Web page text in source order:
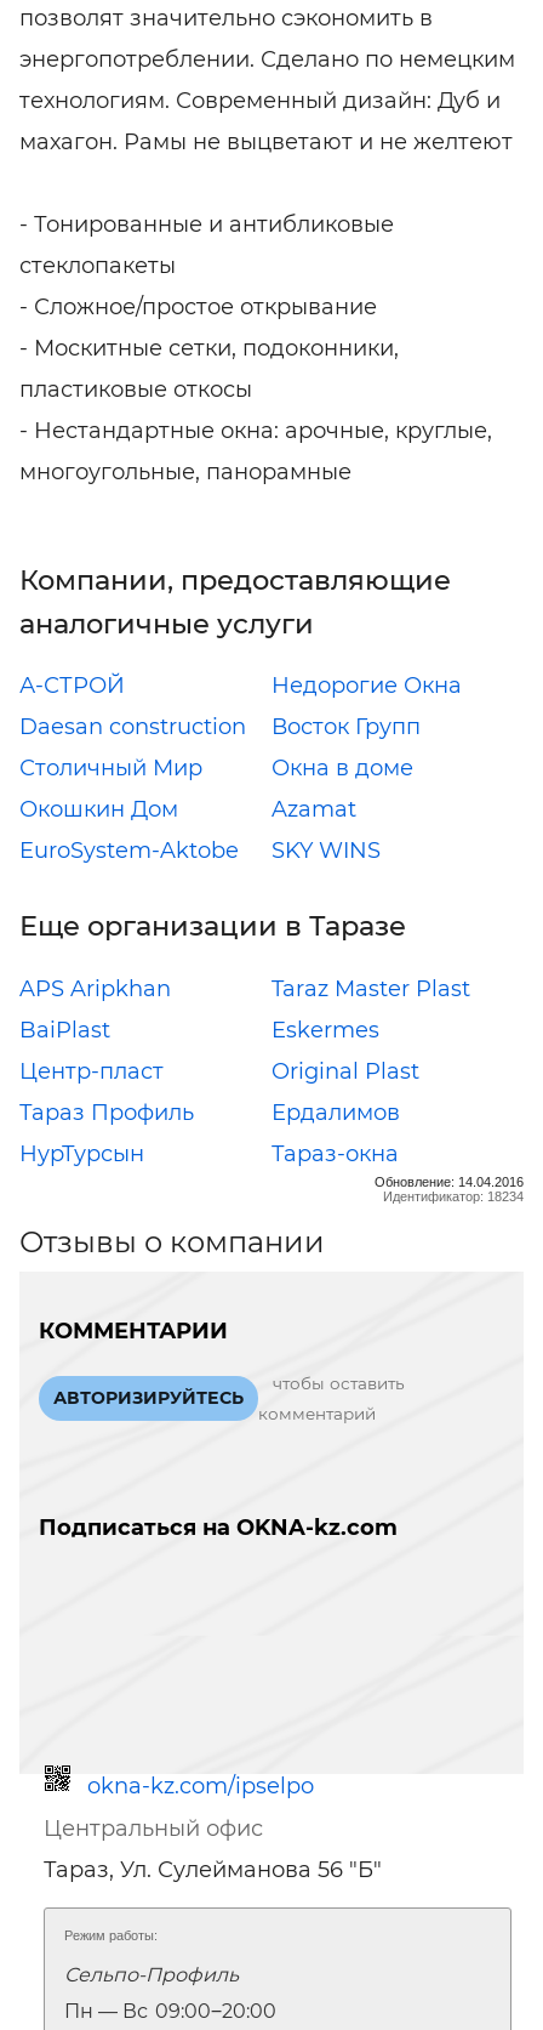
позволят значительно сэкономить в
энергопотреблении. Сделано пo немецким
технологиям. Современный дизайн: Дуб и
махагон. Рамы не выцветают и не желтеют
- Тонированные и антибликовые
стеклопакеты
- Сложное/простое открывание
- Москитные сетки, подоконники,
пластиковые откосы
- Нестандартные окна: арочные, круглые,
многоугольные, панорамные
Компании, предоставляющие
аналогичные услуги
А-СТРОЙ
Недорогие Окна
Daesan construction
Восток Групп
Столичный Мир
Окна в доме
Окошкин Дом
Azamat
EuroSystem-Aktobe
SKY WINS
Еще организации в Таразе
APS Aripkhan
Taraz Master Plast
BaiPlast
Eskermes
Центр-пласт
Original Plast
Тараз Профиль
Ердалимов
НурТурсын
Тараз-окна
Обновление: 14.04.2016
Идентификатор: 18234
Отзывы о компании
КОММЕНТАРИИ
АВТОРИЗИРУЙТЕСЬ
чтобы оставить
комментарий
Подписаться на OKNA-kz.com
okna-kz.com/ipselpo
Центральный офис
Тараз, Ул. Сулейманова 56 "Б"
Режим работы:
Сельпо-Профиль
Пн — Вс 09:00‒20:00